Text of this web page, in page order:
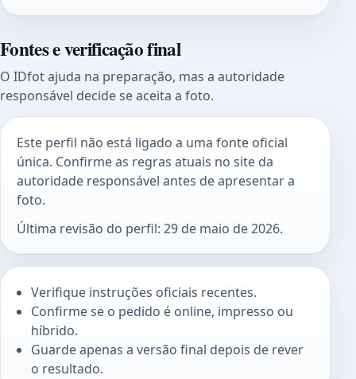
Fontes e verificação final
O IDfot ajuda na preparação, mas a autoridade
responsável decide se aceita a foto.
Este perfil não está ligado a uma fonte oficial
única. Confirme as regras atuais no site da
autoridade responsável antes de apresentar a
foto.
Última revisão do perfil: 29 de maio de 2026.
Verifique instruções oficiais recentes.
Confirme se o pedido é online, impresso ou
híbrido.
Guarde apenas a versão final depois de rever
o resultado.